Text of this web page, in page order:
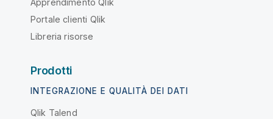
Portale clienti Qlik
Libreria risorse
Prodotti
INTEGRAZIONE E QUALITÀ DEI DATI
Qlik Talend